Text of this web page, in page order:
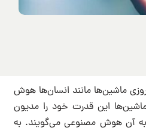
ماشین‌ها مانند انسان‌ها هوش
این قدرت خود را مدیون
آن هوش مصنوعی می‌گویند. به